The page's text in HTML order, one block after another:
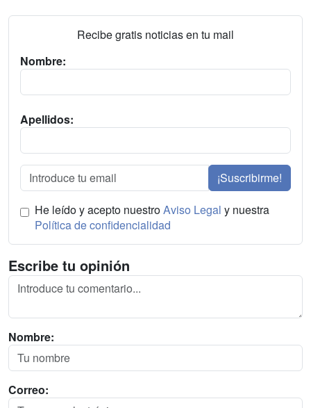
Recibe gratis noticias en tu mail
Nombre:
Apellidos:
¡Suscribirme!
He leído y acepto nuestroAviso Legal y nuestra
Política de confidencialidad
Escribe tu opinión
Nombre:
Correo: